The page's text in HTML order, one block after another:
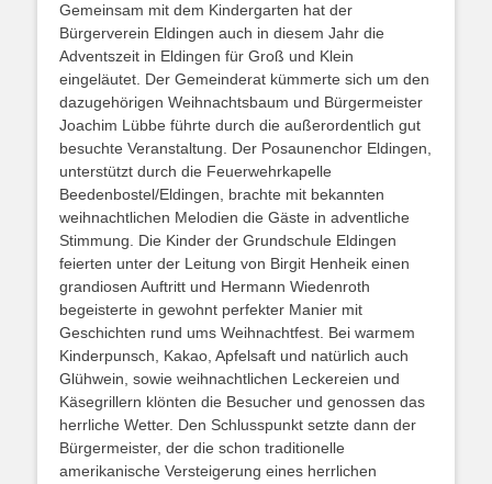
Gemeinsam mit dem Kindergarten hat der
Bürgerverein Eldingen auch in diesem Jahr die
Adventszeit in Eldingen für Groß und Klein
eingeläutet. Der Gemeinderat kümmerte sich um den
dazugehörigen Weihnachtsbaum und Bürgermeister
Joachim Lübbe führte durch die außerordentlich gut
besuchte Veranstaltung. Der Posaunenchor Eldingen,
unterstützt durch die Feuerwehrkapelle
Beedenbostel/Eldingen, brachte mit bekannten
weihnachtlichen Melodien die Gäste in adventliche
Stimmung. Die Kinder der Grundschule Eldingen
feierten unter der Leitung von Birgit Henheik einen
grandiosen Auftritt und Hermann Wiedenroth
begeisterte in gewohnt perfekter Manier mit
Geschichten rund ums Weihnachtfest. Bei warmem
Kinderpunsch, Kakao, Apfelsaft und natürlich auch
Glühwein, sowie weihnachtlichen Leckereien und
Käsegrillern klönten die Besucher und genossen das
herrliche Wetter. Den Schlusspunkt setzte dann der
Bürgermeister, der die schon traditionelle
amerikanische Versteigerung eines herrlichen